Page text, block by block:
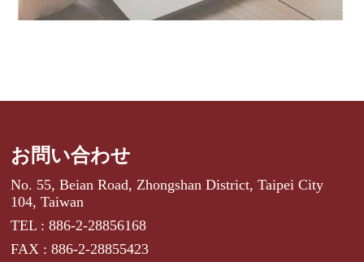
お問い合わせ
No. 55, Beian Road, Zhongshan District, Taipei City
104, Taiwan
TEL : 886-2-28856168
FAX : 886-2-28855423